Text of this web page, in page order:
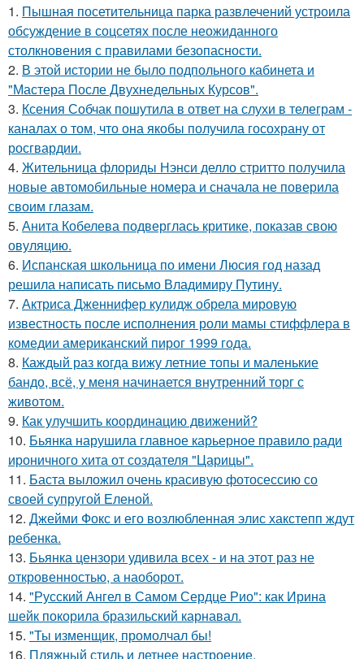
1. Пышная посетительница парка развлечений устроила
обсуждение в соцсетях после неожиданного
столкновения с правилами безопасности.
2. В этой истории не было подпольного кабинета и
"Мастера После Двухнедельных Курсов".
3. Ксения Собчак пошутила в ответ на слухи в телеграм -
каналах о том, что она якобы получила госохрану от
росгвардии.
4. Жительница флориды Нэнси делло стритто получила
новые автомобильные номера и сначала не поверила
своим глазам.
5. Анита Кобелева подверглась критике, показав свою
овуляцию.
6. Испанская школьница по имени Люсия год назад
решила написать письмо Владимиру Путину.
7. Актриса Дженнифер кулидж обрела мировую
известность после исполнения роли мамы стиффлера в
комедии американский пирог 1999 года.
8. Каждый раз когда вижу летние топы и маленькие
бандо, всё, у меня начинается внутренний торг с
животом.
9. Как улучшить координацию движений?
10. Бьянка нарушила главное карьерное правило ради
ироничного хита от создателя "Царицы".
11. Баста выложил очень красивую фотосессию со
своей супругой Еленой.
12. Джейми Фокс и его возлюбленная элис хакстепп ждут
ребенка.
13. Бьянка цензори удивила всех - и на этот раз не
откровенностью, а наоборот.
14. "Русский Ангел в Самом Сердце Рио": как Ирина
шейк покорила бразильский карнавал.
15. "Ты изменщик, промолчал бы!
16. Пляжный стиль и летнее настроение.